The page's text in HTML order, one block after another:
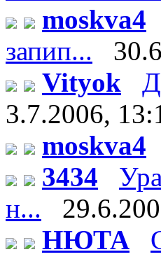
moskva4
запип...
Vityok
3.7.2006,
moskva4
3434
н...
НЮТА